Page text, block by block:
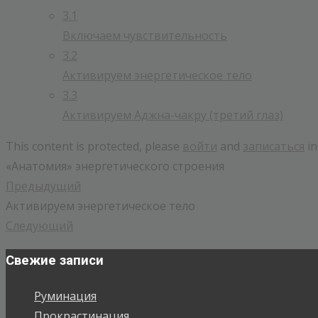
3.1
Включаем чувствительность
3.2
Активируем энергетическое тело
3.3
Активируем Аджна-чакру (третий глаз)
This content is protected, please войти and записаться
«Анатомия» энергетического строения
Предыдущий
Активируем энергетическое тело
Следующий
Свежие записи
Руминация